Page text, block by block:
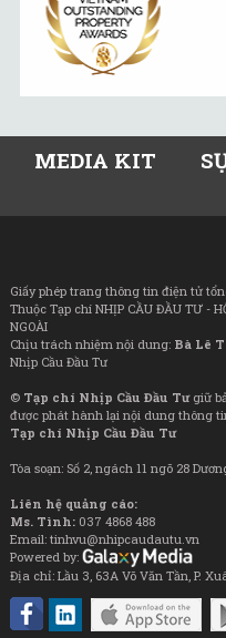
MEDIA KIT
Giấy phép trang thông tin điện tử
Thuộc Tạp chí NHỊP CẦU ĐẦU TƯ -
NGOÀI
Chịu trách nhiệm nội dung: Bà Lê
Nhịp Cầu Đầu Tư
© Tạp chí Nhịp Cầu Đầu Tưgiữ
được phát hành lại nội dung thông
Tạp chí Nhịp Cầu Đầu Tư
Tòa soạn: Số 2, ngách 11 ngõ 28
Liên hệ quảng cáo:
Ms. Tình: 037 4868 488
Email: tinhvu@nhipcaudautu.vn
Powered by:
Địa chỉ: Lầu 3, 63A Võ Văn Tần, P.